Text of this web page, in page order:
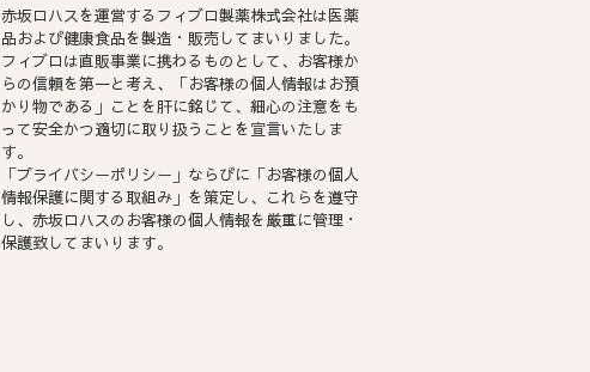
赤坂ロハスを運営するフィブロ製薬株式会社は医薬
品および健康食品を製造・販売してまいりました。
フィブロは直販事業に携わるものとして、お客様か
らの信頼を第一と考え、「お客様の個人情報はお預
かり物である」ことを肝に銘じて、細心の注意をも
って安全かつ適切に取り扱うことを宣言いたしま
す。
「プライバシーポリシー 」ならびに「お客様の個人
情報保護に関する取組み 」を策定し、これらを遵守
し、赤坂ロハスのお客様の個人情報を厳重に管理・
保護致してまいります。